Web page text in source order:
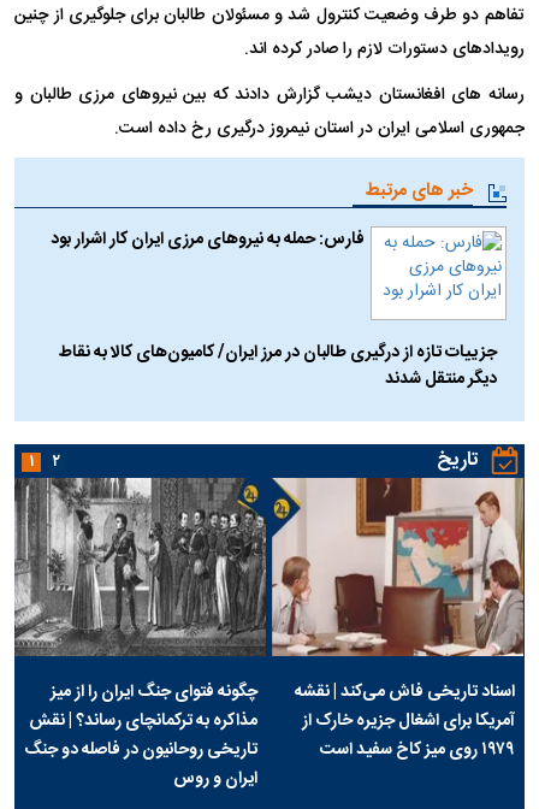
تفاهم دو طرف وضعیت کنترول شد و مسئولان طالبان برای جلوگیری از چنین
رویدادهای دستورات لازم را صادر کرده اند.
رسانه های افغانستان دیشب گزارش دادند که بین نیروهای مرزی طالبان و
جمهوری اسلامی ایران در استان نیمروز درگیری رخ داده است.
خبر های مرتبط
فارس: حمله به نیرو‌های مرزی ایران کار اشرار بود
جزییات تازه از درگیری طالبان در مرز ایران/ کامیون‌های کالا به نقاط
دیگر منتقل شدند
تاریخ
اسناد تاریخی فاش می‌کند | نقشه
آمریکا برای اشغال جزیره خارک از
۱۹۷۹ روی میز کاخ سفید است
چگونه فتوای جنگ ایران را از میز
مذاکره به ترکمانچای رساند؟ | نقش
تاریخی روحانیون در فاصله دو جنگ
ایران و روس
۱ ۲